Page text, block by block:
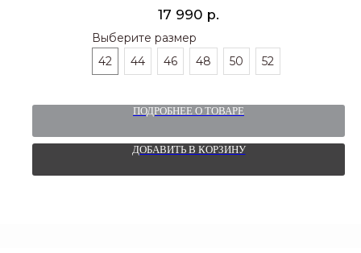
17 990 р.
Выберите размер
42
44 46 48 50 52
ПОДРОБНЕЕ О ТОВАРЕ
ДОБАВИТЬ В КОРЗИНУ